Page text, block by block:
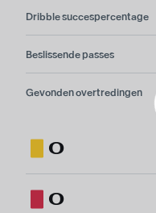
Dribble succespercentage
Beslissende passes
Gevonden overtredingen
0
0